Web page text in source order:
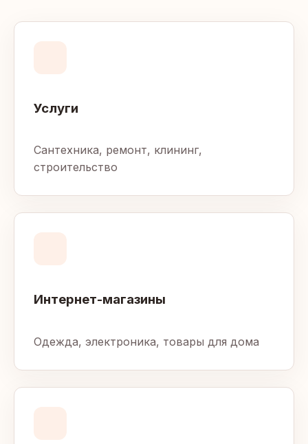
Услуги
Сантехника, ремонт, клининг,
строительство
Интернет-магазины
Одежда, электроника, товары для дома